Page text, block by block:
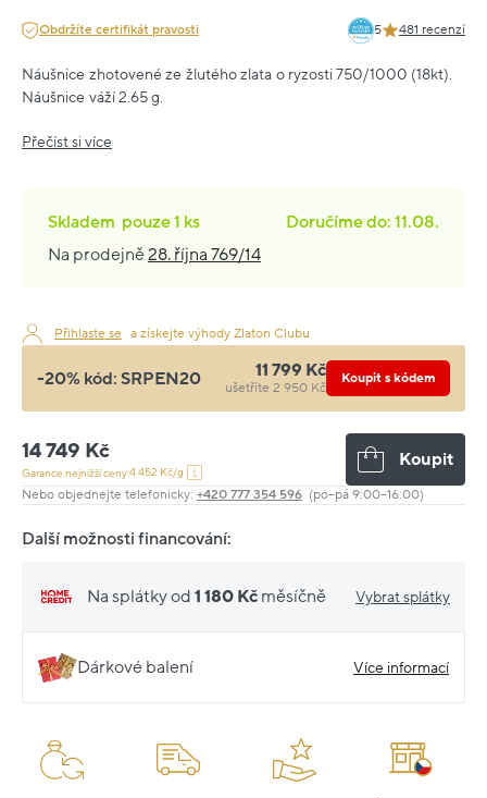
Obdržíte certifikát pravosti 5 481 recenzí
Náušnice zhotovené ze žlutého zlata o ryzosti 750/1000 (18kt).
Náušnice váží 2.65 g.
Přečíst si více
Skladem pouze1 ks
Doručíme do: 11.08.
Na prodejně28. října 769/14
Přihlaste se a získejte výhody Zlaton Clubu
-20% kód: SRPEN20 11 799 Kč
ušetříte 2 950 Kč
Koupit s kódem
14 749 Kč
Garance nejnižší ceny:4 452 Kč/g
Koupit
Nebo objednejte telefonicky: +420 777 354 596 (po–pá 9:00–16:00)
Další možnosti financování:
Na splátky od 1 180 Kč měsíčně Vybrat splátky
Dárkové balení Více informací